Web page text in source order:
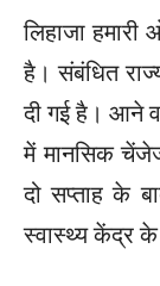
लिहाजा
है। संबंधित
दी गई है। आने
में मानसिक
दो सप्ताह के
स्वास्थ्य केंद्र